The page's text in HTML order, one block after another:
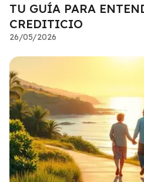
TU GUÍA PARA
CREDITICIO
26/05/2026